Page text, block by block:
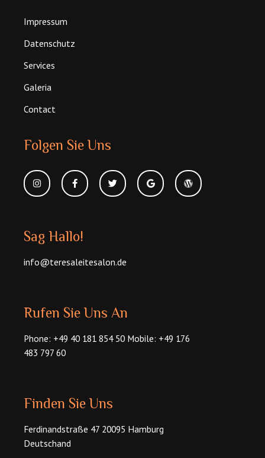
Impressum
Datenschutz
Services
Galeria
Contact
Folgen Sie Uns
Sag Hallo!
info@teresaleitesalon.de
Rufen Sie Uns An
Phone: +49 40 181 854 50 Mobile: +49 176
483 797 60
Finden Sie Uns
Ferdinandstraße 47 20095 Hamburg
Deutschand